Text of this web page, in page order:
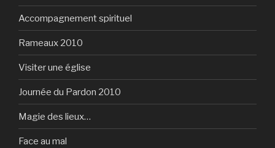
Accompagnement spirituel
Rameaux 2010
Visiter une église
Journée du Pardon 2010
Magie des lieux…
Face au mal